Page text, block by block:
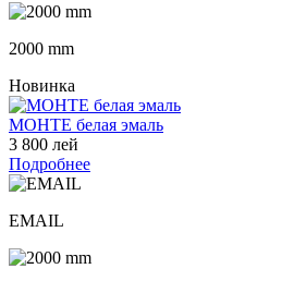
2000 mm
Новинка
МОНТЕ белая эмаль
3 800 лей
Подробнее
EMAIL